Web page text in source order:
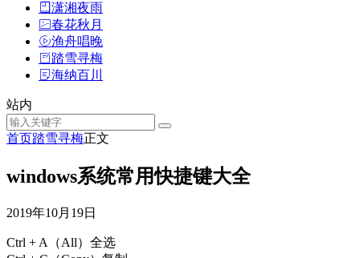
潇湘夜雨
春花秋月
渔舟唱晚
踏雪寻梅
海纳百川
站内
首页踏雪寻梅正文
windows系统常用快捷键大全
2019年10月19日
Ctrl + A（All）全选